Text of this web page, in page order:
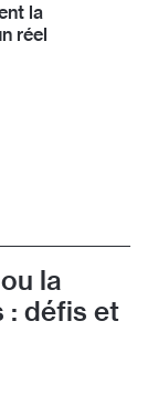
la
réel
Pierre
des
Conférence
dans le
et des
membre
deux
de
la
: défis et